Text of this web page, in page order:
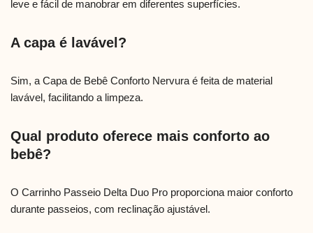
leve e fácil de manobrar em diferentes superfícies.
A capa é lavável?
Sim, a Capa de Bebê Conforto Nervura é feita de material
lavável, facilitando a limpeza.
Qual produto oferece mais conforto ao
bebê?
O Carrinho Passeio Delta Duo Pro proporciona maior conforto
durante passeios, com reclinação ajustável.